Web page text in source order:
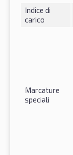
Indice di
carico
Marcature
speciali